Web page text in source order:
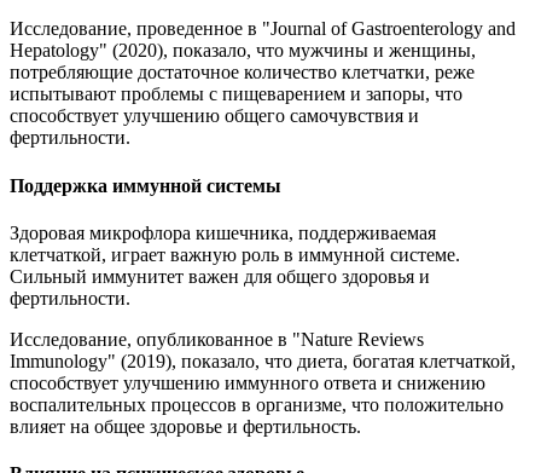
Исследование, проведенное в "Journal of Gastroenterology and
Hepatology" (2020), показало, что мужчины и женщины,
потребляющие достаточное количество клетчатки, реже
испытывают проблемы с пищеварением и запоры, что
способствует улучшению общего самочувствия и
фертильности.
Поддержка иммунной системы
Здоровая микрофлора кишечника, поддерживаемая
клетчаткой, играет важную роль в иммунной системе.
Сильный иммунитет важен для общего здоровья и
фертильности.
Исследование, опубликованное в "Nature Reviews
Immunology" (2019), показало, что диета, богатая клетчаткой,
способствует улучшению иммунного ответа и снижению
воспалительных процессов в организме, что положительно
влияет на общее здоровье и фертильность.